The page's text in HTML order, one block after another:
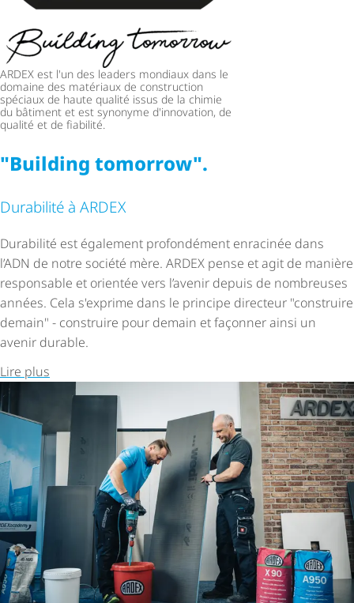
ARDEX est l'un des leaders mondiaux dans le
domaine des matériaux de construction
spéciaux de haute qualité issus de la chimie
du bâtiment et est synonyme d'innovation, de
qualité et de fiabilité.
"Building tomorrow".
Durabilité à ARDEX
Durabilité est également profondément enracinée dans
l’ADN de notre société mère. ARDEX pense et agit de manière
responsable et orientée vers l’avenir depuis de nombreuses
années. Cela s'exprime dans le principe directeur "construire
demain" - construire pour demain et façonner ainsi un
avenir durable.
Lire plus